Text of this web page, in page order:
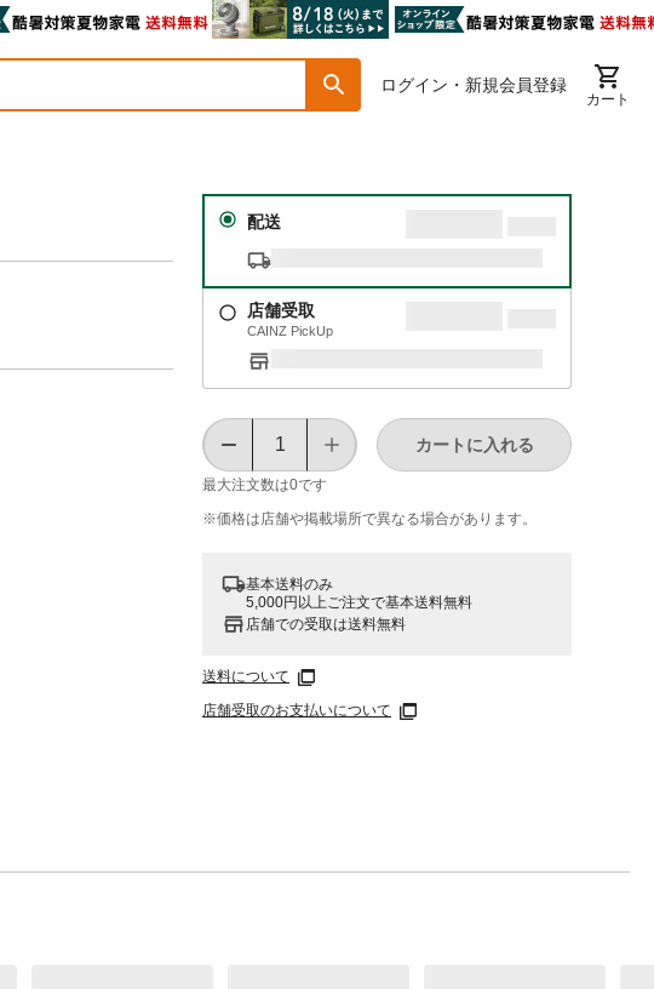
ログイン・新規会員登録
カート
配送
店舗受取
CAINZ PickUp
最大注文数は0です
カートに入れる
※価格は​店舗や​掲載場所で​異なる​場合が​あります。
基本送料のみ
5,000円以上ご注文で基本送料無料
店舗での受取は送料無料
送料について
店舗受取のお支払いについて